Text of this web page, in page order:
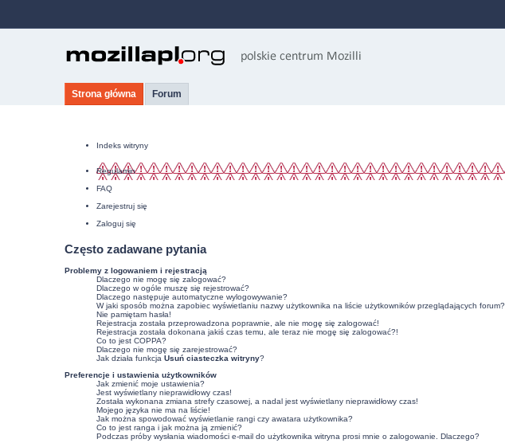
Strona główna Forum
Indeks witryny
Regulamin
FAQ
Zarejestruj się
Zaloguj się
Często zadawane pytania
Problemy z logowaniem i rejestracją
Dlaczego nie mogę się zalogować?
Dlaczego w ogóle muszę się rejestrować?
Dlaczego następuje automatyczne wylogowywanie?
W jaki sposób można zapobiec wyświetlaniu nazwy użytkownika na liście użytkowników przeglądających forum?
Nie pamiętam hasła!
Rejestracja została przeprowadzona poprawnie, ale nie mogę się zalogować!
Rejestracja została dokonana jakiś czas temu, ale teraz nie mogę się zalogować?!
Co to jest COPPA?
Dlaczego nie mogę się zarejestrować?
Jak działa funkcja Usuń ciasteczka witryny?
Preferencje i ustawienia użytkowników
Jak zmienić moje ustawienia?
Jest wyświetlany nieprawidłowy czas!
Została wykonana zmiana strefy czasowej, a nadal jest wyświetlany nieprawidłowy czas!
Mojego języka nie ma na liście!
Jak można spowodować wyświetlanie rangi czy awatara użytkownika?
Co to jest ranga i jak można ją zmienić?
Podczas próby wysłania wiadomości e-mail do użytkownika witryna prosi mnie o zalogowanie. Dlaczego?